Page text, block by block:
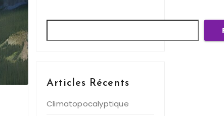
Articles Récents
Climatopocalyptique